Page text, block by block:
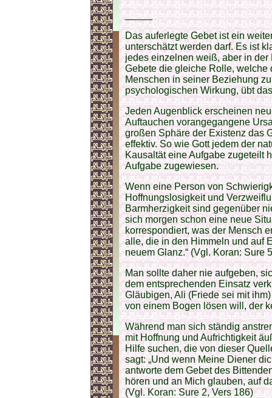
_____
Das auferlegte Gebet ist ein
unterschätzt werden darf. Es ist
jedes einzelnen weiß, aber in
Gebete die gleiche Rolle,
Menschen in seiner Beziehung
psychologischen Wirkung, übt
Jeden Augenblick erscheinen
Auftauchen vorangegangene
großen Sphäre der Existenz das
effektiv. So wie Gott jedem der
Kausaltät eine Aufgabe zugeteilt
Aufgabe zugewiesen.
Wenn eine Person von
Hoffnungslosigkeit und
Barmherzigkeit sind gegenüber
sich morgen schon eine neue
korrespondiert, was der Mensch
alle, die in den Himmeln und auf
neuem Glanz.“ (Vgl. Koran: Sure
Man sollte daher nie aufgeben,
dem entsprechenden Einsatz
Gläubigen, Ali (Friede sei mit
von einem Bogen lösen will, der
Während man sich ständig
mit Hoffnung und Aufrichtigkeit
Hilfe suchen, die von dieser
sagt: „Und wenn Meine Diener
antworte dem Gebet des
hören und an Mich glauben, auf
(Vgl. Koran: Sure 2, Vers 186)